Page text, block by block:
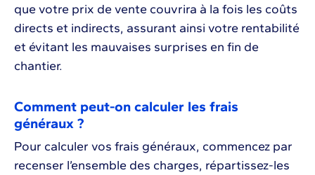
que votre prix de vente couvrira à la fois les coûts
directs et indirects, assurant ainsi votre rentabilité
et évitant les mauvaises surprises en fin de
chantier.
Comment peut-on calculer les frais
généraux ?
Pour calculer vos frais généraux, commencez par
recenser l’ensemble des charges, répartissez-les